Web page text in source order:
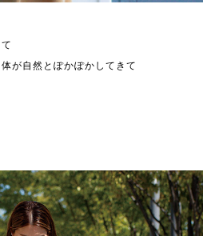
が自然とぽかぽかしてきて